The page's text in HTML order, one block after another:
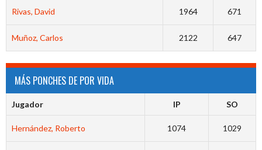
Rivas, David 1964 671
Muñoz, Carlos 2122 647
MÁS PONCHES DE POR VIDA
Jugador IP SO
Hernández, Roberto 1074 1029